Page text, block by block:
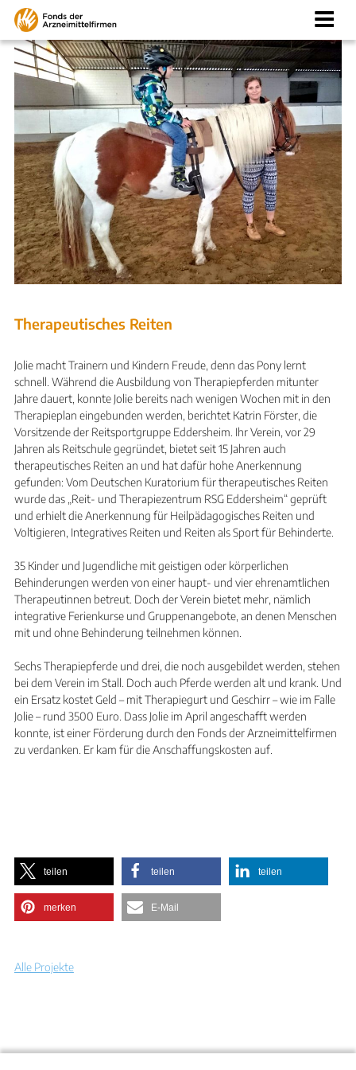
Zum
Inhalt
springen
Therapeutisches Reiten
Jolie macht Trainern und Kindern Freude, denn das Pony lernt
schnell. Während die Ausbildung von Therapiepferden mitunter
Jahre dauert, konnte Jolie bereits nach wenigen Wochen mit in den
Therapieplan eingebunden werden, berichtet Katrin Förster, die
Vorsitzende der Reitsportgruppe Eddersheim. Ihr Verein, vor 29
Jahren als Reitschule gegründet, bietet seit 15 Jahren auch
therapeutisches Reiten an und hat dafür hohe Anerkennung
gefunden: Vom Deutschen Kuratorium für therapeutisches Reiten
wurde das „Reit- und Therapiezentrum RSG Eddersheim“ geprüft
und erhielt die Anerkennung für Heilpädagogisches Reiten und
Voltigieren, Integratives Reiten und Reiten als Sport für Behinderte.
35 Kinder und Jugendliche mit geistigen oder körperlichen
Behinderungen werden von einer haupt- und vier ehrenamtlichen
Therapeutinnen betreut. Doch der Verein bietet mehr, nämlich
integrative Ferienkurse und Gruppenangebote, an denen Menschen
mit und ohne Behinderung teilnehmen können.
Sechs Therapiepferde und drei, die noch ausgebildet werden, stehen
bei dem Verein im Stall. Doch auch Pferde werden alt und krank. Und
ein Ersatz kostet Geld – mit Therapiegurt und Geschirr – wie im Falle
Jolie – rund 3500 Euro. Dass Jolie im April angeschafft werden
konnte, ist einer Förderung durch den Fonds der Arzneimittelfirmen
zu verdanken. Er kam für die Anschaffungskosten auf.
teilen teilen teilen
merken E-Mail
Alle Projekte